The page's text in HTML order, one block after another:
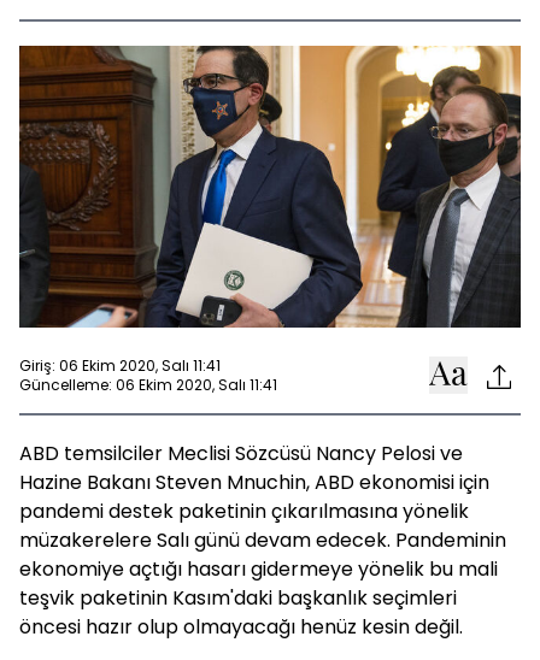
Giriş: 06 Ekim 2020, Salı 11:41
Güncelleme: 06 Ekim 2020, Salı 11:41
ABD temsilciler Meclisi Sözcüsü Nancy Pelosi ve
Hazine Bakanı Steven Mnuchin, ABD ekonomisi için
pandemi destek paketinin çıkarılmasına yönelik
müzakerelere Salı günü devam edecek. Pandeminin
ekonomiye açtığı hasarı gidermeye yönelik bu mali
teşvik paketinin Kasım'daki başkanlık seçimleri
öncesi hazır olup olmayacağı henüz kesin değil.